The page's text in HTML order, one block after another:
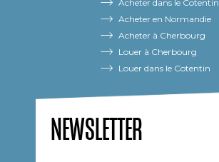
Acheter dans le Cotentin
Acheter en Normandie
Acheter à Cherbourg
Louer à Cherbourg
Louer dans le Cotentin
NEWSLETTER